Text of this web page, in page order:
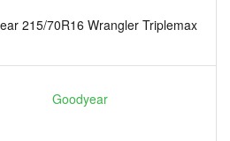
215/70R16 Wrangler Triplemax
Goodyear